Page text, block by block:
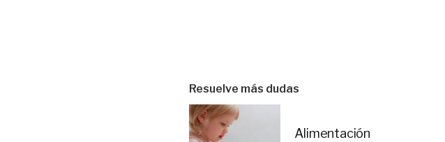
Resuelve más dudas
Alimentación